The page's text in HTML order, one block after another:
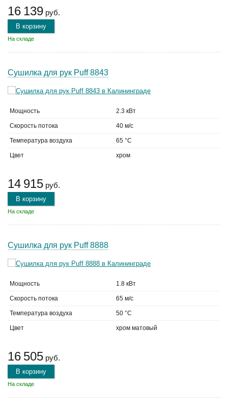
16 139 руб.
В корзину
На складе
Сушилка для рук Puff 8843
Мощность 2.3 кВт
Скорость потока 40 м/с
Температура воздуха 65 °C
Цвет хром
14 915 руб.
В корзину
На складе
Сушилка для рук Puff 8888
Мощность 1.8 кВт
Скорость потока 65 м/с
Температура воздуха 50 °C
Цвет хром матовый
16 505 руб.
В корзину
На складе